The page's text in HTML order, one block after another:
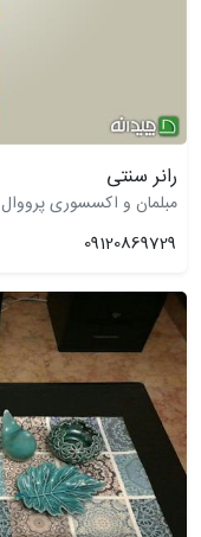
رانر سنتی
مبلمان و اکسسوری پرووال
09120869729